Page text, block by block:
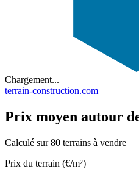
Chargement...
terrain-construction.com
Prix moyen autour
Calculé sur 80 terrains à vendre
Prix du terrain (€/m²)